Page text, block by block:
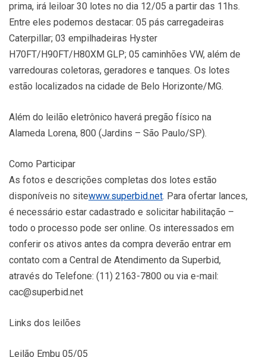
prima, irá leiloar 30 lotes no dia 12/05 a partir das 11hs.
Entre eles podemos destacar: 05 pás carregadeiras
Caterpillar; 03 empilhadeiras Hyster
H70FT/H90FT/H80XM GLP; 05 caminhões VW, além de
varredouras coletoras, geradores e tanques. Os lotes
estão localizados na cidade de Belo Horizonte/MG.
Além do leilão eletrônico haverá pregão físico na
Alameda Lorena, 800 (Jardins – São Paulo/SP).
Como Participar
As fotos e descrições completas dos lotes estão
disponíveis no sitewww.superbid.net. Para ofertar lances,
é necessário estar cadastrado e solicitar habilitação –
todo o processo pode ser online. Os interessados em
conferir os ativos antes da compra deverão entrar em
contato com a Central de Atendimento da Superbid,
através do Telefone: (11) 2163-7800 ou via e-mail:
cac@superbid.net
Links dos leilões
Leilão Embu 05/05